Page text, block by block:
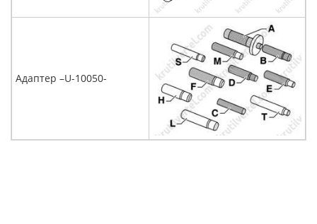
Адаптер –U-10050-